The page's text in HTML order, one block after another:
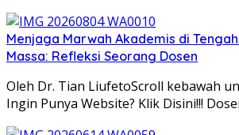
Menjaga Marwah Akademis di
Massa: Refleksi Seorang Dosen
Oleh Dr. Tian LiufetoScroll kebawah
Ingin Punya Website? Klik Disini!!!